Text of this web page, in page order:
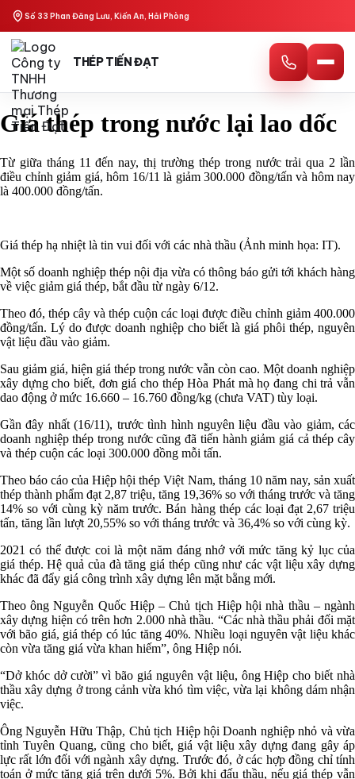
content
Số 33 Phan Đăng Lưu, Kiến An, Hải Phòng
THÉP TIẾN ĐẠT
Giá thép trong nước lại lao dốc
Từ giữa tháng 11 đến nay, thị trường thép trong nước trải qua 2 lần
điều chỉnh giảm giá, hôm 16/11 là giảm 300.000 đồng/tấn và hôm nay
là 400.000 đồng/tấn.
Giá thép hạ nhiệt là tin vui đối với các nhà thầu (Ảnh minh họa: IT).
Một số doanh nghiệp thép nội địa vừa có thông báo gửi tới khách hàng
về việc giảm giá thép, bắt đầu từ ngày 6/12.
Theo đó, thép cây và thép cuộn các loại được điều chỉnh giảm 400.000
đồng/tấn. Lý do được doanh nghiệp cho biết là giá phôi thép, nguyên
vật liệu đầu vào giảm.
Sau giảm giá, hiện giá thép trong nước vẫn còn cao. Một doanh nghiệp
xây dựng cho biết, đơn giá cho thép Hòa Phát mà họ đang chi trả vẫn
dao động ở mức 16.660 – 16.760 đồng/kg (chưa VAT) tùy loại.
Gần đây nhất (16/11), trước tình hình nguyên liệu đầu vào giảm, các
doanh nghiệp thép trong nước cũng đã tiến hành giảm giá cả thép cây
và thép cuộn các loại 300.000 đồng mỗi tấn.
Theo báo cáo của Hiệp hội thép Việt Nam, tháng 10 năm nay, sản xuất
thép thành phẩm đạt 2,87 triệu, tăng 19,36% so với tháng trước và tăng
14% so với cùng kỳ năm trước. Bán hàng thép các loại đạt 2,67 triệu
tấn, tăng lần lượt 20,55% so với tháng trước và 36,4% so với cùng kỳ.
2021 có thể được coi là một năm đáng nhớ với mức tăng kỷ lục của
giá thép. Hệ quả của đà tăng giá thép cũng như các vật liệu xây dựng
khác đã đẩy giá công trình xây dựng lên mặt bằng mới.
Theo ông Nguyễn Quốc Hiệp – Chủ tịch Hiệp hội nhà thầu – ngành
xây dựng hiện có trên hơn 2.000 nhà thầu. “Các nhà thầu phải đối mặt
với bão giá, giá thép có lúc tăng 40%. Nhiều loại nguyên vật liệu khác
còn vừa tăng giá vừa khan hiếm”, ông Hiệp nói.
“Dở khóc dở cười” vì bão giá nguyên vật liệu, ông Hiệp cho biết nhà
thầu xây dựng ở trong cảnh vừa khó tìm việc, vừa lại không dám nhận
việc.
Ông Nguyễn Hữu Thập, Chủ tịch Hiệp hội Doanh nghiệp nhỏ và vừa
tỉnh Tuyên Quang, cũng cho biết, giá vật liệu xây dựng đang gây áp
lực rất lớn đối với ngành xây dựng. Trước đó, ở các hợp đồng chỉ tính
toán ở mức tăng giá trên dưới 5%. Bởi khi đấu thầu, nếu giá thép vẫn